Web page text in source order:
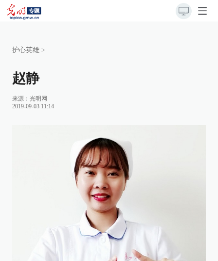
护心英雄 >
赵静
来源：光明网
2019-09-03 11:14